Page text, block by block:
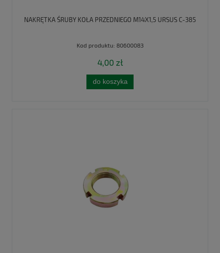
NAKRĘTKA ŚRUBY KOŁA PRZEDNIEGO M14X1,5 URSUS C-385
Kod produktu: 80600083
4,00 zł
do koszyka